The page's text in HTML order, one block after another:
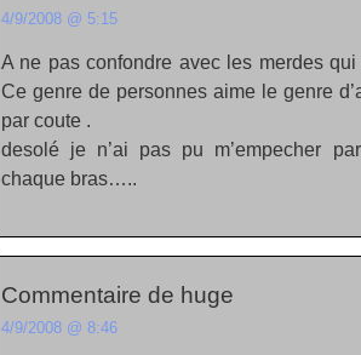
4/9/2008 @ 5:15
A ne pas confondre avec les merdes
Ce genre de personnes aime le genre
par coute .
desolé je n’ai pas pu m’empecher
chaque bras…..
Commentaire de huge
4/9/2008 @ 8:46